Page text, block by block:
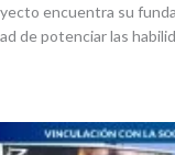
encuentra su
de potenciar las